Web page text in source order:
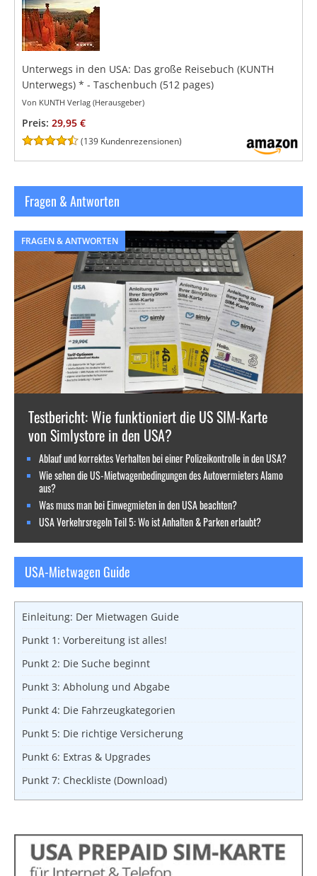
Unterwegs in den USA: Das große Reisebuch (KUNTH
Unterwegs) * - Taschenbuch (512 pages)
Von KUNTH Verlag (Herausgeber)
Preis: 29,95 €
(139 Kundenrezensionen)
Fragen & Antworten
FRAGEN & ANTWORTEN
Testbericht: Wie funktioniert die US SIM-Karte
von Simlystore in den USA?
Ablauf und korrektes Verhalten bei einer Polizeikontrolle in den USA?
Wie sehen die US-Mietwagenbedingungen des Autovermieters Alamo
aus?
Was muss man bei Einwegmieten in den USA beachten?
USA Verkehrsregeln Teil 5: Wo ist Anhalten & Parken erlaubt?
USA-Mietwagen Guide
Einleitung: Der Mietwagen Guide
Punkt 1: Vorbereitung ist alles!
Punkt 2: Die Suche beginnt
Punkt 3: Abholung und Abgabe
Punkt 4: Die Fahrzeugkategorien
Punkt 5: Die richtige Versicherung
Punkt 6: Extras & Upgrades
Punkt 7: Checkliste (Download)